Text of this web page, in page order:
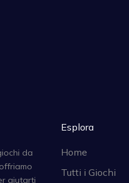
da
aiutarti
Esplora
Home
Tutti i Giochi